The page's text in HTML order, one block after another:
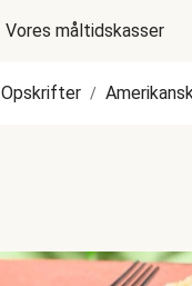
Vores måltidskasser
Opskrifter /